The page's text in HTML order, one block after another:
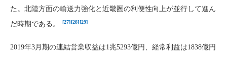
た。北陸方面の輸送力強化と近畿圏の利便性向上が並行して進ん
だ時期である。
[27][28][29]
2019年3月期の連結営業収益は1兆5293億円、経常利益は1838億円